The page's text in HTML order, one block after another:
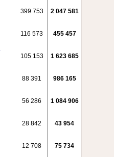
399 753 2 047 581
116 573 455 457
105 153 1 623 685
88 391 986 165
56 286 1 084 906
28 842 43 954
12 708 75 734